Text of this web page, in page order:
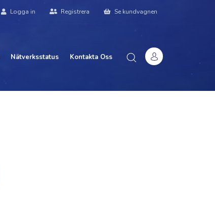
Logga in Registrera Se kundvagnen
Nätverksstatus Kontakta Oss